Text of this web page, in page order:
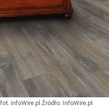
fot. infoWire.pl Źródło: InfoWire.pl